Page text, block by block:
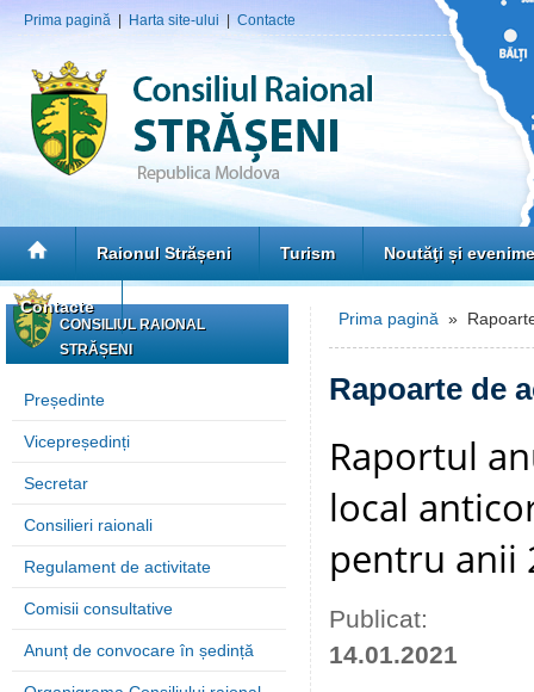
Prima pagină Harta site-ului Contacte
Raionul Strășeni Turism Noutăţi și
Contacte
CONSILIUL RAIONAL
STRĂȘENI
Președinte
Vicepreședinți
Secretar
Consilieri raionali
Regulament de activitate
Comisii consultative
Anunț de convocare în ședință
Prima pagină »
Rapoarte de
Raportul
local
pentru anii
Publicat:
14.01.2021